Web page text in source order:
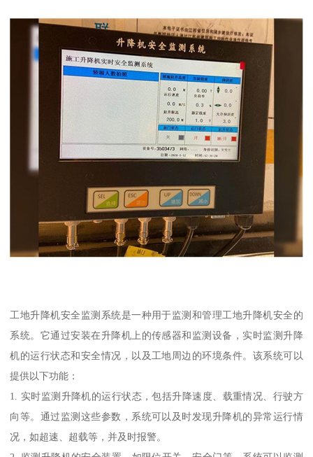
工地升降机安全监测系统是一种用于监测和管理工地升降机安全的
系统。它通过安装在升降机上的传感器和监测设备，实时监测升降
机的运行状态和安全情况，以及工地周边的环境条件。该系统可以
提供以下功能：
1. 实时监测升降机的运行状态，包括升降速度、载重情况、行驶方
向等。通过监测这些参数，系统可以及时发现升降机的异常运行情
况，如超速、超载等，并及时报警。